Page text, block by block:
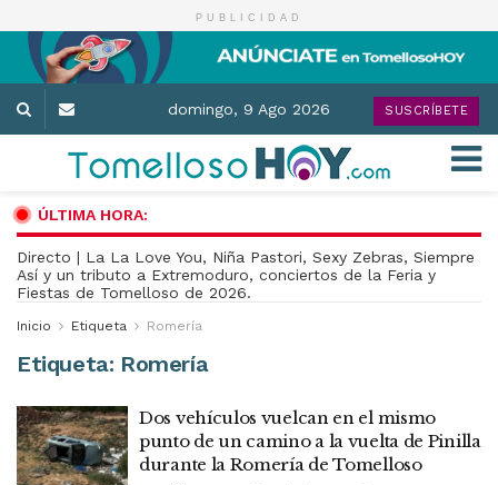
PUBLICIDAD
domingo, 9 Ago 2026 SUSCRÍBETE
ÚLTIMA HORA:
Directo | La La Love You, Niña Pastori, Sexy Zebras, Siempre
Así y un tributo a Extremoduro, conciertos de la Feria y
Fiestas de Tomelloso de 2026.
Inicio Etiqueta Romería
Etiqueta: Romería
Dos vehículos vuelcan en el mismo
punto de un camino a la vuelta de Pinilla
durante la Romería de Tomelloso